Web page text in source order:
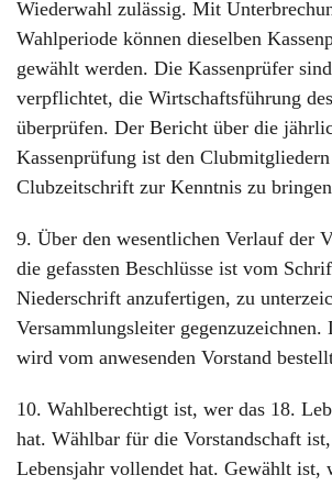
Wiederwahl zulässig. Mit
Wahlperiode können dieselben
gewählt werden. Die Kassenprüfer
verpflichtet, die Wirtschaftsführung
überprüfen. Der Bericht über die
Kassenprüfung ist den
Clubzeitschrift zur Kenntnis zu
9. Über den wesentlichen Verlauf der
die gefassten Beschlüsse ist vom
Niederschrift anzufertigen, zu
Versammlungsleiter
wird vom anwesenden Vorstand
10. Wahlberechtigt ist, wer das 18.
hat. Wählbar für die Vorstandschaft
Lebensjahr vollendet hat. Gewählt ist,